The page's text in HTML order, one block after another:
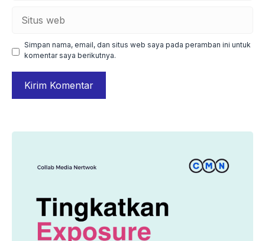
web
Simpan nama, email, dan situs web saya pada peramban ini untuk
komentar saya berikutnya.